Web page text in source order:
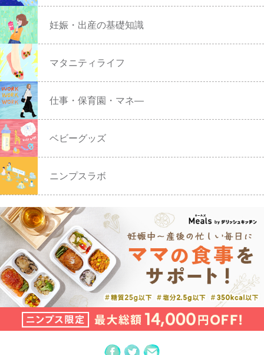
妊娠・出産の基礎知識
マタニティライフ
仕事・保育園・マネ―
ベビーグッズ
ニンプスラボ